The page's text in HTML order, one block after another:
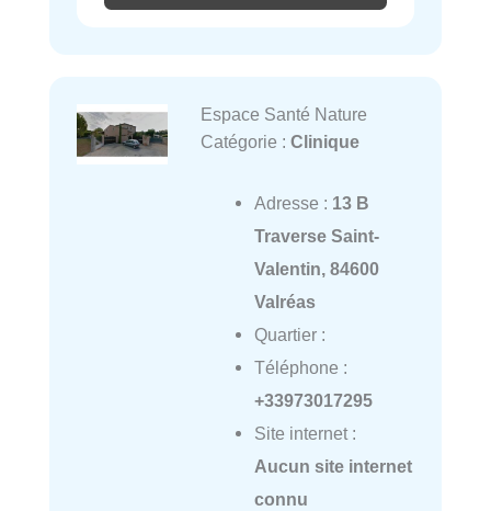
Espace Santé Nature
Catégorie : Clinique
Adresse : 13 B
Traverse Saint-
Valentin, 84600
Valréas
Quartier :
Téléphone :
+33973017295
Site internet :
Aucun site internet
connu